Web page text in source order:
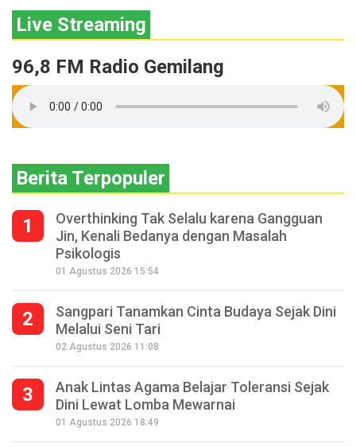
Live Streaming
96,8 FM Radio Gemilang
Berita Terpopuler
1
Overthinking Tak Selalu karena Gangguan
Jin, Kenali Bedanya dengan Masalah
Psikologis
01 Agustus 2026 15:54
2
Sangpari Tanamkan Cinta Budaya Sejak Dini
Melalui Seni Tari
02 Agustus 2026 11:08
3
Anak Lintas Agama Belajar Toleransi Sejak
Dini Lewat Lomba Mewarnai
01 Agustus 2026 18:49